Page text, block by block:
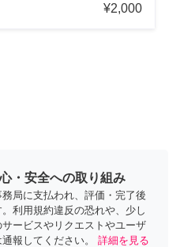
¥2,000
・安全への取り組み
局に支払われ、評価・完了後
利用規約違反の恐れや、少し
ービスやリクエストやユーザ
報してください。
詳細を見る